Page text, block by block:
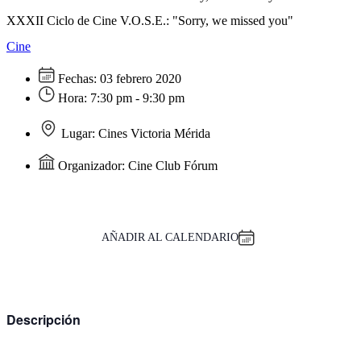
XXXII Ciclo de Cine V.O.S.E.: "Sorry, we missed you"
Cine
Fechas: 03 febrero 2020
Hora: 7:30 pm - 9:30 pm
Lugar: Cines Victoria Mérida
Organizador: Cine Club Fórum
AÑADIR AL CALENDARIO
Descripción